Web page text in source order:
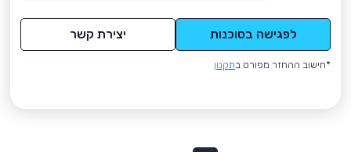
לפגישה בסוכנות יצירת קשר
*חישוב ההחזר מפורט בתקנון